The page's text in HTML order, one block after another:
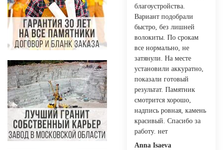
благоустройства.
Вариант подобрали
быстро, без лишней
волокиты. По срокам
все нормально, не
затянули. На месте
установили аккуратно,
показали готовый
результат. Памятник
смотрится хорошо,
надпись ровная, камень
красивый. Спасибо за
работу. нет
Anna Isaeva